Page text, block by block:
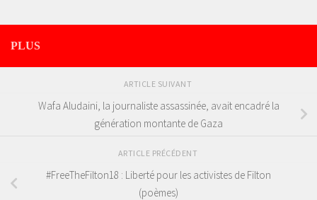
PLUS
ARTICLE SUIVANT
Wafa Aludaini, la journaliste assassinée, avait encadré la
génération montante de Gaza
ARTICLE PRÉCÉDENT
#FreeTheFilton18 : Liberté pour les activistes de Filton
(poèmes)